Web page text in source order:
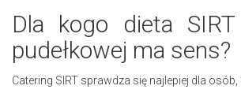
Dla kogo dieta
pudełkowej ma sens?
Catering SIRT sprawdza się najlepiej dla osób,